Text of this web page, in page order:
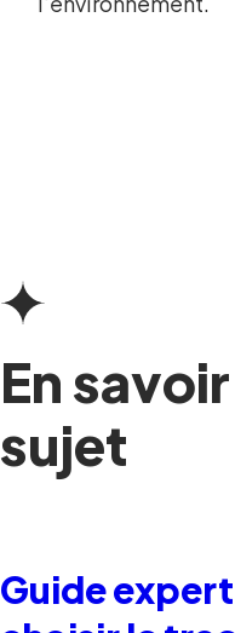
En
sujet
Guide